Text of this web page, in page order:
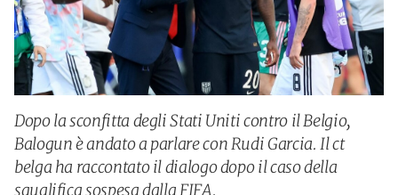
Dopo la sconfitta degli Stati Uniti contro il Belgio,
Balogun è andato a parlare con Rudi Garcia. Il ct
belga ha raccontato il dialogo dopo il caso della
squalifica sospesa dalla FIFA.